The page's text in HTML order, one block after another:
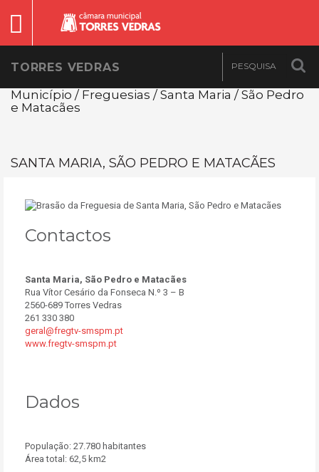
TORRES VEDRAS
Município / Freguesias / Santa Maria / São Pedro
e Matacães
SANTA MARIA, SÃO PEDRO E MATACÃES
Contactos
Santa Maria, São Pedro e Matacães
Rua Vítor Cesário da Fonseca N.º 3 – B
2560-689 Torres Vedras
261 330 380
geral@fregtv-smspm.pt
www.fregtv-smspm.pt
Dados
População: 27.780 habitantes
Área total: 62,5 km2